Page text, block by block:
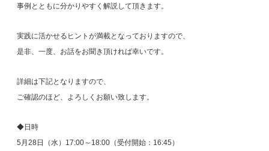
事例とともに分かりやすく解説して頂きます。
実践に活かせるヒントが満載となっておりますので、
是非、一度、お話をお聞き頂ければ幸いです。
詳細は下記となりますので、
ご確認のほど、よろしくお願い致します。
◆日時
5月28日（水）17:00～18:00（受付開始：16:45 ）